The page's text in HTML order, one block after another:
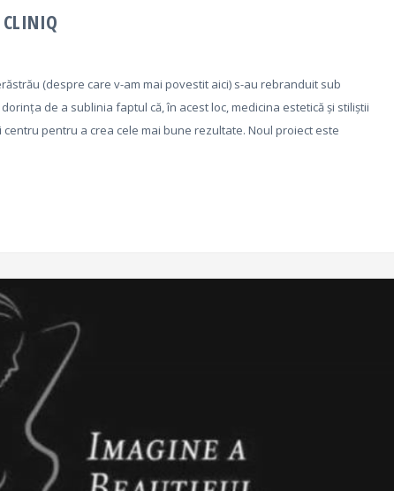
(despre care v-am mai povestit aici) s-au rebranduit sub
de a sublinia faptul că, în acest loc, medicina estetică și stiliștii
pentru a crea cele mai bune rezultate. Noul proiect este